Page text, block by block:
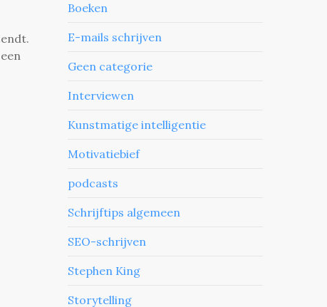
Boeken
E-mails schrijven
Geen categorie
Interviewen
Kunstmatige intelligentie
Motivatiebief
podcasts
Schrijftips algemeen
SEO-schrijven
Stephen King
Storytelling